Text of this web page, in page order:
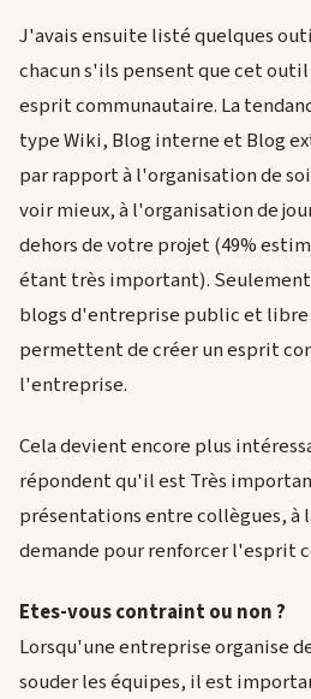
J'avais ensuite listé quelques
chacun s'ils pensent que cet
esprit communautaire. La
type Wiki, Blog interne et Blog
par rapport à l'organisation de
voir mieux, à l'organisation de
dehors de votre projet (49%
étant très important). Seulement
blogs d'entreprise public et
permettent de créer un esprit
l'entreprise.
Cela devient encore plus
répondent qu'il est Très
présentations entre collègues, à
demande pour renforcer l'esprit
Etes-vous contraint ou non ?
Lorsqu'une entreprise organise
souder les équipes, il est